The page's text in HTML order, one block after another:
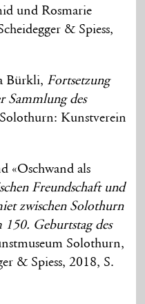
und Rosmarie
& Spiess,
Bürkli, Fortsetzung
Sammlung des
Kunstverein
«Oschwand als
Freundschaft und
zwischen Solothurn
Geburtstag des
Solothurn,
& Spiess, 2018, S.